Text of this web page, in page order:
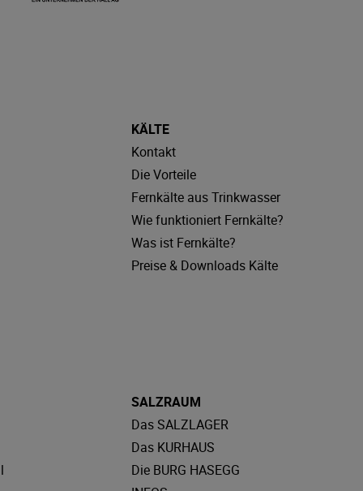
KÄLTE
Kontakt
Die Vorteile
Fernkälte aus Trinkwasser
Wie funktioniert Fernkälte?
Was ist Fernkälte?
Preise & Downloads Kälte
SALZRAUM
Das SALZLAGER
Das KURHAUS
Die BURG HASEGG